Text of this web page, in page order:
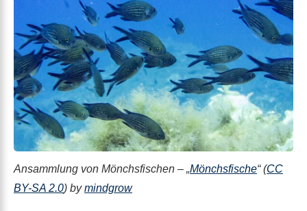
Ansammlung von Mönchsfischen – „Mönchsfische“ (CC
BY-SA 2.0) bymindgrow